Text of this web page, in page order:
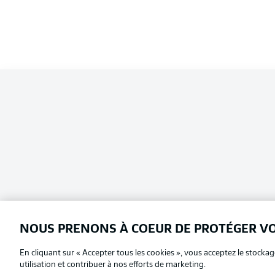
Choisissez votre langue
Français
Football as it's meant to be
NOUS PRENONS À COEUR DE PROTÉGER
En cliquant sur « Accepter tous les cookies », vous acceptez le
utilisation et contribuer à nos efforts de marketing.